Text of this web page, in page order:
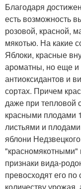
Благодаря
есть возможность
розовой, красной,
мякотью. На какие
Яблоки, красные
ароматны, но еще и
антиоксидантов и
сортах. Причем
даже при тепловой
красными плодами
листьями и
яблони
признаки вида-
превосходят его по